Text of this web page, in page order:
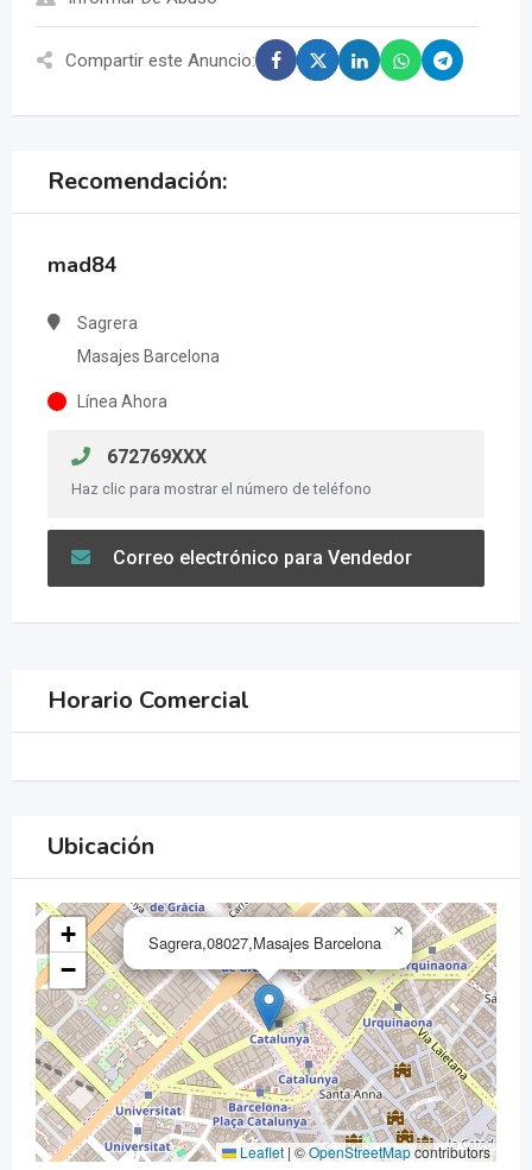
Compartir este Anuncio:
Recomendación:
mad84
Sagrera
Masajes Barcelona
Línea Ahora
672769XXX
Haz clic para mostrar el número de teléfono
Correo electrónico para Vendedor
Horario Comercial
Ubicación
Sagrera,08027,Masajes Barcelona
×
+
−
Leaflet | ©OpenStreetMapcontributors